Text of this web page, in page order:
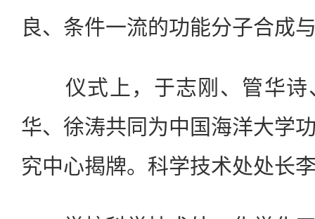
良、条件一流的功能分子合成
仪式上，于志刚、管华诗
华、徐涛共同为中国海洋大学
究中心揭牌。科学技术处处长